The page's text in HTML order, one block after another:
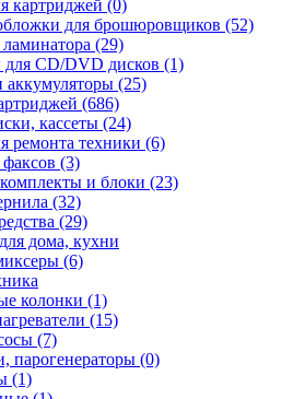
картриджей (0)
для брошюровщиков (52)
(29)
для CD/DVD дисков (1)
аккумуляторы (25)
(686)
кассеты (24)
ремонта техники (6)
(3)
и блоки (23)
(32)
(29)
дома, кухни
(6)
колонки (1)
(15)
(7)
парогенераторы (0)
(1)